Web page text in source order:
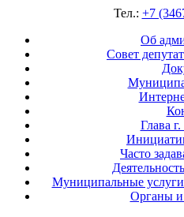
Тел.: +7
Об
Совет
Глава
Часто
Муниципальные
Органы и